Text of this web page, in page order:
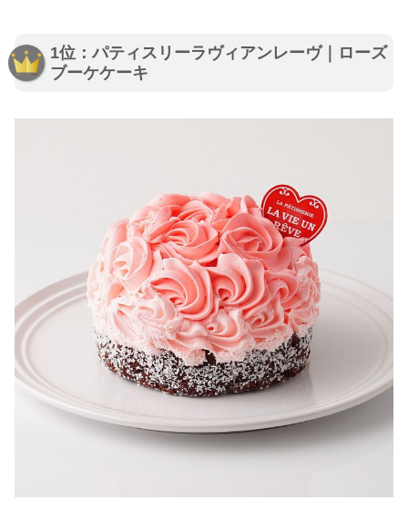
1位：パティスリーラヴィアンレーヴ｜ローズ
ブーケケーキ